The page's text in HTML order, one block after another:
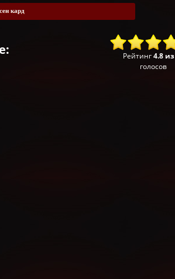
кард
Рейтинг4.8 из
голосов